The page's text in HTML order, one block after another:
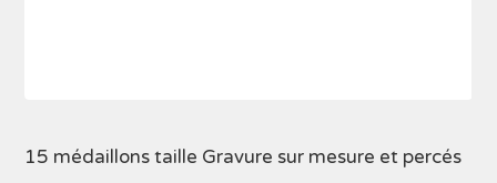
15 médaillons taille Gravure sur mesure et percés